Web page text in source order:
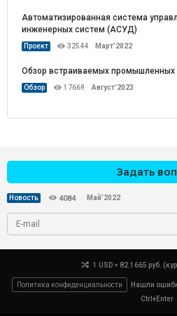
Автоматизированная система
инженерных систем (АСУД)
Проект 32544 Март’2022
Обзор встраиваемых промышленных
Обзор 17669 Август’2023
Задать
Новость 4084 Май’2022
1 USD = 82.1665 руб.
Политика конфиденциальности
Нашли
Ctrl+Enter